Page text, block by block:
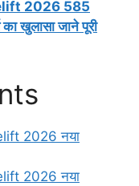
2026 585
खुलासा जाने पूरी
2026 नया
2026 नया